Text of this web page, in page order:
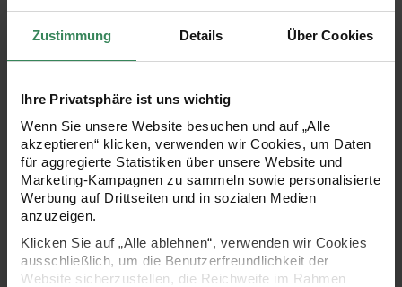
Zustimmung Details Über Cookies
Ihre Privatsphäre ist uns wichtig
Wenn Sie unsere Website besuchen und auf „Alle
akzeptieren“ klicken, verwenden wir Cookies, um Daten
für aggregierte Statistiken über unsere Website und
Marketing-Kampagnen zu sammeln sowie personalisierte
Werbung auf Drittseiten und in sozialen Medien
anzuzeigen.
Klicken Sie auf „Alle ablehnen“, verwenden wir Cookies
ausschließlich, um die Benutzerfreundlichkeit der
Website sicherzustellen, die Reichweite im Rahmen
PRODUKTBESCHREIBUNG
Das Partyaccessoire schlechthin war schon immer der
von knallbunt für Gartenpartys und Kindergeburtstage bis
elegant in gold und silber für Hochzeiten und mehr. Die
Papierstrohhalme verleihen jedem Getränk ein schickes
Aussehen!
Lebensmittelgeeignet
färben nicht ab